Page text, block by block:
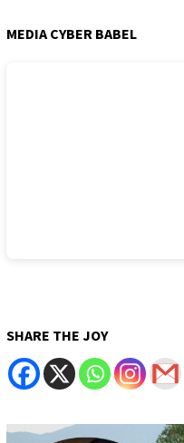
MEDIA CYBER BABEL
SHARE THE JOY